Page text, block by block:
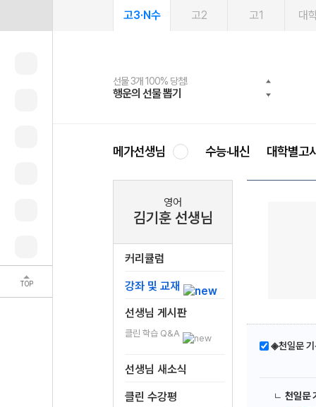
TOP
고3·N수 고2 고1 대
선물 3개 100% 당첨!
행운의 선물 뽑기
선물 100% 증정!
메가스터디 X 올리브
여름방학 스터디 캐시백
메가런 썸머스쿨
2027 러셀 단과
강사 공개선발
스마트러닝앱
설문 EVENT
메가패스
3일 무료 체험권
메가패스 수강생 무료혜택!
메가클럽 멤버십
사회공헌 캠페인
희망이룸 메가나눔
메가선생님 수능·내신 대학별고
영어
김기훈 선생님
커리큘럼
강좌 및 교재
선생님 게시판
클린 학습 Q&A
선생님 새소식
클린 수강평
◈천일문
ㄴ 천일문